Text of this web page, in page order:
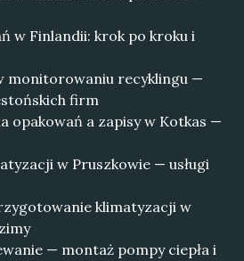
w Finlandii: krok po kroku i
monitorowaniu recyklingu —
firm
opakowań a zapisy w Kotkas —
w Pruszkowie — usługi
klimatyzacji w
— montaż pompy ciepła i